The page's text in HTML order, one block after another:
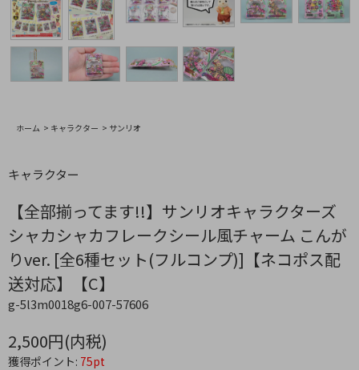
ホーム > キャラクター > サンリオ
キャラクター
【全部揃ってます!!】サンリオキャラクターズ
シャカシャカフレークシール風チャーム こんが
りver. [全6種セット(フルコンプ)]【ネコポス配
送対応】【C】
g-5l3m0018g6-007-57606
2,500円(内税)
獲得ポイント: 75pt